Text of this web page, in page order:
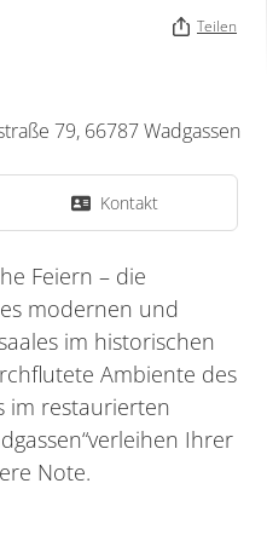
Teilen
79, 66787Wadgassen
Kontakt
Feiern – die
modernen und
im historischen
Ambiente des
im restaurierten
Ihrer
Note.